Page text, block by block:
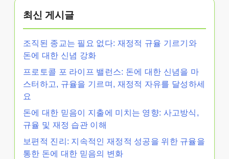
최신 게시글
조직된 종교는 필요 없다: 재정적 규율 기르기와
돈에 대한 신념 강화
프로토콜 포 라이프 밸런스: 돈에 대한 신념을 마
스터하고, 규율을 기르며, 재정적 자유를 달성하세
요
돈에 대한 믿음이 지출에 미치는 영향: 사고방식,
규율 및 재정 습관 이해
보편적 진리: 지속적인 재정적 성공을 위한 규율을
통한 돈에 대한 믿음의 변화